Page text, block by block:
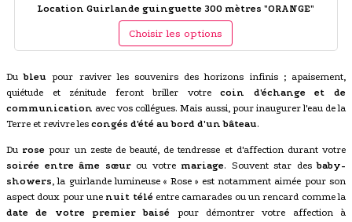
Location Guirlande guinguette 300 mètres "ORANGE"
Choisir les options
Dubleu pour raviver les souvenirs des horizons infinis ; apaisement,
quiétude et zénitude feront briller votrecoin d'échange et de
communication avec vos collégues. Mais aussi, pour inaugurer l'eau de la
Terre et revivre les congés d'été au bord d'un bâteau.
Du rose pour un zeste de beauté, de tendresse et d'affection durant votre
soirée entre âme sœurou votre mariage. Souvent star desbaby-
showers, la guirlande lumineuse « Rose » est notamment aimée pour son
aspect doux pour une nuit téléentre camarades ou un rencard comme la
date de votre premier baisé pour démontrer votre affection à